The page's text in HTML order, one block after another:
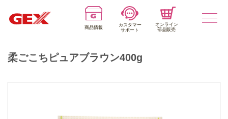
商品情報
カスタマー
サポート
オンライン
部品販売
柔ごこちピュアブラウン400g